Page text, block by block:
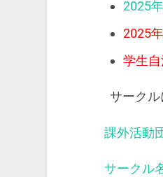
2025
2025
学生
サーク
課外活動
サークル